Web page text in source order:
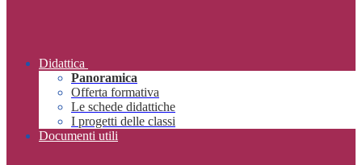
Didattica
Panoramica
Offerta formativa
Le schede didattiche
I progetti delle classi
Documenti utili